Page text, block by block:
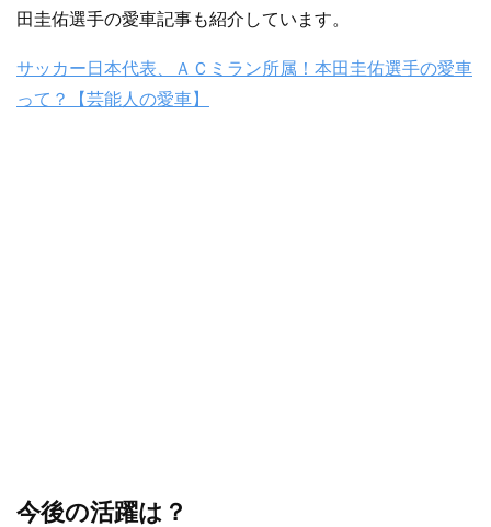
田圭佑選手の愛車記事も紹介しています。
サッカー日本代表、ＡＣミラン所属！本田圭佑選手の愛車
って？【芸能人の愛車】
今後の活躍は？